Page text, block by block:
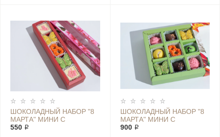
ШОКОЛАДНЫЙ НАБОР "8
МАРТА" МИНИ С
БАБОЧКАМИ
550 ₽
ШОКОЛАДНЫЙ НАБОР "8
МАРТА" МИНИ С
БАБОЧКАМИ
900 ₽